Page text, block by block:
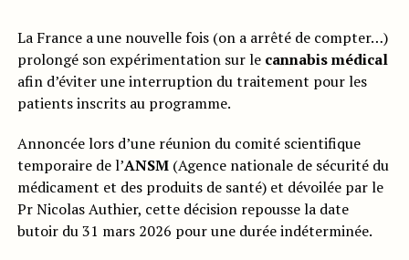
La France a une nouvelle fois (on a arrêté de compter…)
prolongé son expérimentation sur le cannabis médical
afin d’éviter une interruption du traitement pour les
patients inscrits au programme.
Annoncée lors d’une réunion du comité scientifique
temporaire de l’ANSM(Agence nationale de sécurité du
médicament et des produits de santé) et dévoilée par le
Pr Nicolas Authier, cette décision repousse la date
butoir du 31 mars 2026 pour une durée indéterminée.